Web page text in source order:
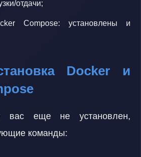
отдачи;
Compose: установлены и
Docker и
вас еще не установлен,
команды: